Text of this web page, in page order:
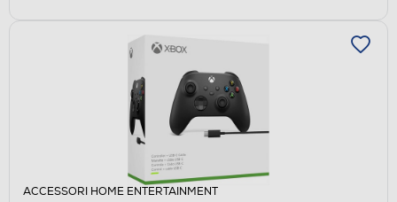
ACCESSORI HOME ENTERTAINMENT